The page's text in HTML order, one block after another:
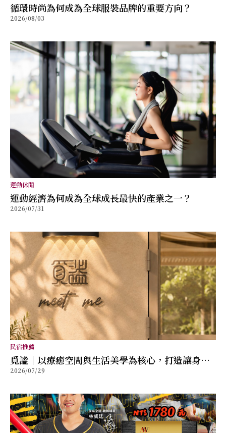
循環時尚為何成為全球服裝品牌的重要方向？
2026/08/03
運動休閒
運動經濟為何成為全球成長最快的產業之一？
2026/07/31
民宿推薦
覓謐｜以療癒空間與生活美學為核心，打造讓身心
放鬆的質感生活提案
2026/07/29